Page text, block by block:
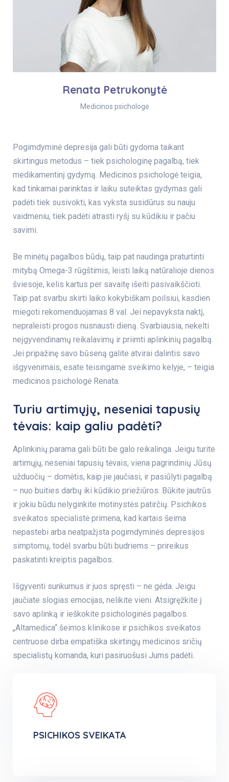
Renata Petrukonytė
Medicinos psichologė
Pogimdyminė depresija gali būti gydoma taikant
skirtingus metodus – tiek psichologinę pagalbą, tiek
medikamentinį gydymą. Medicinos psichologė teigia,
kad tinkamai parinktas ir laiku suteiktas gydymas gali
padėti tiek susivokti, kas vyksta susidūrus su nauju
vaidmeniu, tiek padėti atrasti ryšį su kūdikiu ir pačiu
savimi.
Be minėtų pagalbos būdų, taip pat naudinga praturtinti
mitybą Omega-3 rūgštimis, leisti laiką natūralioje dienos
šviesoje, kelis kartus per savaitę išeiti pasivaikščioti.
Taip pat svarbu skirti laiko kokybiškam poilsiui, kasdien
miegoti rekomenduojamas 8 val. Jei nepavyksta naktį,
nepraleisti progos nusnausti dieną. Svarbiausia, nekelti
neįgyvendinamų reikalavimų ir priimti aplinkinių pagalbą.
Jei pripažinę savo būseną galite atvirai dalintis savo
išgyvenimais, esate teisingame sveikimo kelyje, – teigia
medicinos psichologė Renata.
Turiu artimųjų, neseniai tapusių
tėvais: kaip galiu padėti?
Aplinkinių parama gali būti be galo reikalinga. Jeigu turite
artimųjų, neseniai tapusių tėvais, viena pagrindinių Jūsų
užduočių – domėtis, kaip jie jaučiasi, ir pasiūlyti pagalbą
– nuo buities darbų iki kūdikio priežiūros. Būkite jautrūs
ir jokiu būdu nelyginkite motinystės patirčių. Psichikos
sveikatos specialistė primena, kad kartais šeima
nepastebi arba neatpažįsta pogimdyminės depresijos
simptomų, todėl svarbu būti budriems – prireikus
paskatinti kreiptis pagalbos.
Išgyventi sunkumus ir juos spręsti – ne gėda. Jeigu
jaučiate slogias emocijas, nelikite vieni. Atsigręžkite į
savo aplinką ir ieškokite psichologinės pagalbos.
„Altamedica“ šeimos klinikose ir psichikos sveikatos
centruose dirba empatiška skirtingų medicinos sričių
specialistų komanda, kuri pasiruošusi Jums padėti.
PSICHIKOS SVEIKATA